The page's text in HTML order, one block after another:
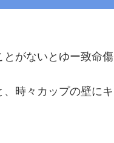
がないとゆー致命
時々カップの壁に